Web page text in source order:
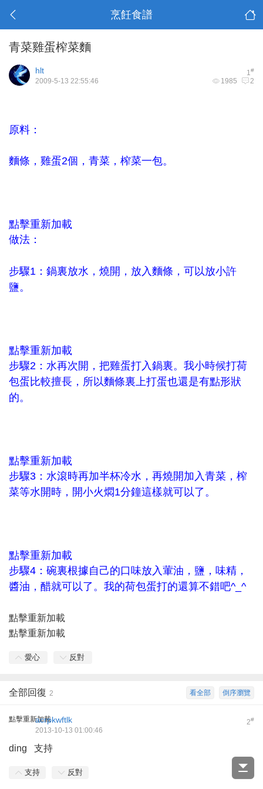
烹飪食譜
青菜雞蛋榨菜麵
1#
hlt
1985 2
2009-5-13 22:55:46
原料：
麵條，雞蛋2個，青菜，榨菜一包。
點擊重新加載
做法：
步驟1：鍋裏放水，燒開，放入麵條，可以放小許
鹽。
點擊重新加載
步驟2：水再次開，把雞蛋打入鍋裏。我小時候打荷
包蛋比較擅長，所以麵條裏上打蛋也還是有點形狀
的。
點擊重新加載
步驟3：水滾時再加半杯冷水，再燒開加入青菜，榨
菜等水開時，開小火燜1分鐘這樣就可以了。
點擊重新加載
步驟4：碗裏根據自己的口味放入葷油，鹽，味精，
醬油，醋就可以了。我的荷包蛋打的還算不錯吧^_^
點擊重新加載
點擊重新加載
愛心 反對
倒序瀏覽
看全部
全部回復 2
點擊重新加載 2#
acrpkwftlk
2013-10-13 01:00:46
ding 支持
支持 反對